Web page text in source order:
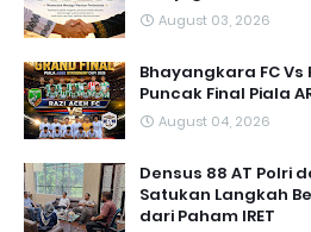
August 03, 2026
Bhayangkara FC Vs
Puncak Final Piala
August 04, 2026
Densus 88 AT Polri
Satukan Langkah
dari Paham IRET